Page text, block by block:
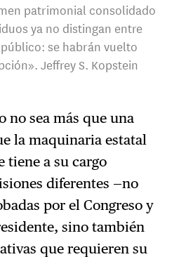
patrimonial consolidado
ya no distingan entre
se habrán vuelto
Jeffrey S. Kopstein
no sea más que una
la maquinaria estatal
tiene a su cargo
diferentes —no
por el Congreso y
sino también
que requieren su